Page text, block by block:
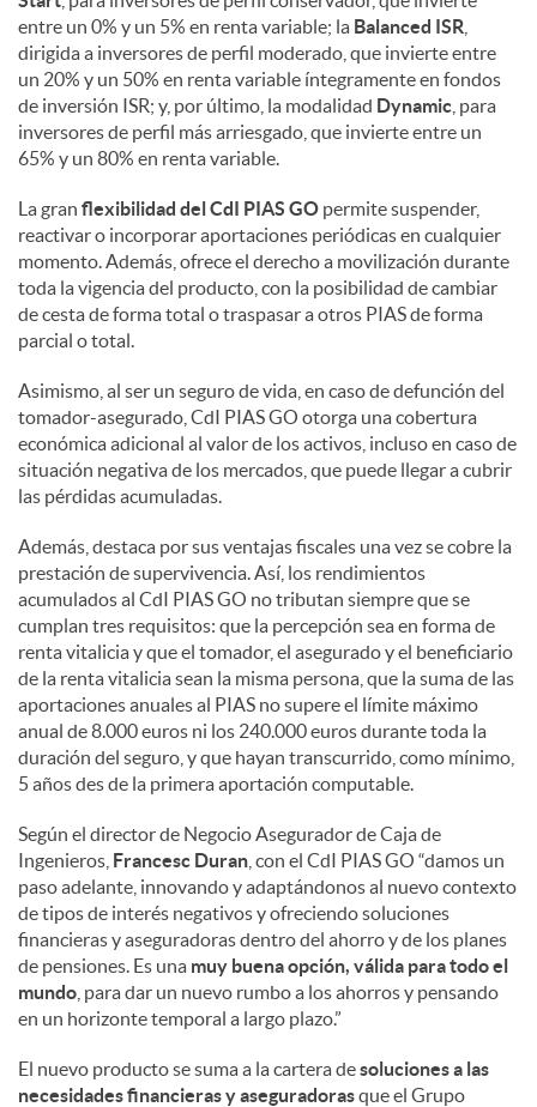
entre un 0% y un 5% en renta variable; la Balanced ISR
dirigida a inversores de perfil moderado, que invierte entre
un 20% y un 50% en renta variable íntegramente en fondos
de inversión ISR; y, por último, la modalidad Dynamic , para
inversores de perfil más arriesgado, que invierte entre un
65% y un 80% en renta variable.
La gran flexibilidad del CdI PIAS GO permite suspender,
reactivar o incorporar aportaciones periódicas en cualquier
momento. Además, ofrece el derecho a movilización durante
toda la vigencia del producto, con la posibilidad de cambiar
de cesta de forma total o traspasar a otros PIAS de forma
parcial o total.
Asimismo, al ser un seguro de vida, en caso de defunción del
tomador-asegurado, CdI PIAS GO otorga una cobertura
económica adicional al valor de los activos, incluso en caso de
situación negativa de los mercados, que puede llegar a cubrir
las pérdidas acumuladas.
Además, destaca por sus ventajas fiscales una vez se cobre la
prestación de supervivencia. Así, los rendimientos
acumulados al CdI PIAS GO no tributan siempre que se
cumplan tres requisitos: que la percepción sea en forma de
renta vitalicia y que el tomador, el asegurado y el beneficiario
de la renta vitalicia sean la misma persona, que la suma de las
aportaciones anuales al PIAS no supere el límite máximo
anual de 8.000 euros ni los 240.000 euros durante toda la
duración del seguro, y que hayan transcurrido, como mínimo,
5 años des de la primera aportación computable.
Según el director de Negocio Asegurador de Caja de
Ingenieros, Francesc Duran , con el CdI PIAS GO “damos un
paso adelante, innovando y adaptándonos al nuevo contexto
de tipos de interés negativos y ofreciendo soluciones
financieras y aseguradoras dentro del ahorro y de los planes
de pensiones. Es una muy buena opción, válida para todo el
mundo , para dar un nuevo rumbo a los ahorros y pensando
en un horizonte temporal a largo plazo.”
El nuevo producto se suma a la cartera desoluciones a las
necesidades financieras y aseguradorasque el Grupo